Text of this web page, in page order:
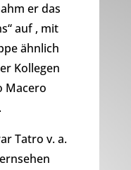
er das
auf , mit
ähnlich
Kollegen
Macero
Tatro v. a.